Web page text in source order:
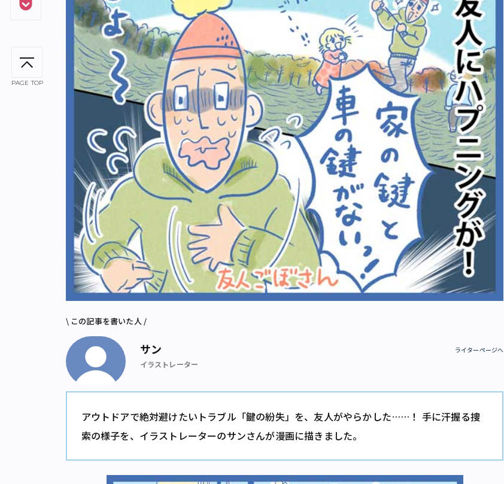
PAGE TOP
\ この記事を書いた人 /
サン
イラストレーター
ライターページへ
アウトドアで絶対避けたいトラブル「鍵の紛失」を、友人がやらかした……！ 手に汗握る捜
索の様子を、イラストレーターのサンさんが漫画に描きました。